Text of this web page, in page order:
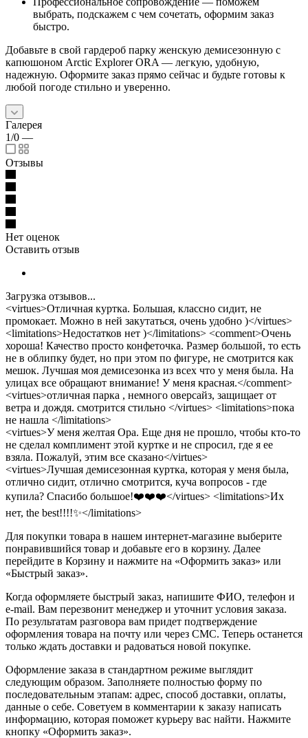
выбрать, подскажем с чем сочетать, оформим заказ
быстро.
Добавьте в свой гардероб парку женскую демисезонную с
капюшоном Arctic Explorer ORA — легкую, удобную,
надежную. Оформите заказ прямо сейчас и будьте готовы к
любой погоде стильно и уверенно.
Галерея
1/0 —
Отзывы
Нет оценок
Оставить отзыв
Загрузка отзывов...
<virtues>Отличная куртка. Большая, классно сидит, не
промокает. Можно в ней закутаться, очень удобно )</virtues>
<limitations>Недостатков нет )</limitations> <comment>Очень
хороша! Качество просто конфеточка. Размер большой, то есть
не в облипку будет, но при этом по фигуре, не смотрится как
мешок. Лучшая моя демисезонка из всех что у меня была. На
улицах все обращают внимание! У меня красная.</comment>
<virtues>отличная парка , немного оверсайз, защищает от
ветра и дождя. смотрится стильно </virtues> <limitations>пока
не нашла </limitations>
<virtues>У меня желтая Ора. Еще дня не прошло, чтобы кто-то
не сделал комплимент этой куртке и не спросил, где я ее
взяла. Пожалуй, этим все сказано</virtues>
<virtues>Лучшая демисезонная куртка, которая у меня была,
отлично сидит, отлично смотрится, куча вопросов - где
купила? Спасибо большое!❤️❤️❤️</virtues> <limitations>Их
нет, the best!!!!✨</limitations>
Для покупки товара в нашем интернет-магазине выберите
понравившийся товар и добавьте его в корзину. Далее
перейдите в Корзину и нажмите на «Оформить заказ» или
«Быстрый заказ».
Когда оформляете быстрый заказ, напишите ФИО, телефон и
e-mail. Вам перезвонит менеджер и уточнит условия заказа.
По результатам разговора вам придет подтверждение
оформления товара на почту или через СМС. Теперь останется
только ждать доставки и радоваться новой покупке.
Оформление заказа в стандартном режиме выглядит
следующим образом. Заполняете полностью форму по
последовательным этапам: адрес, способ доставки, оплаты,
данные о себе. Советуем в комментарии к заказу написать
информацию, которая поможет курьеру вас найти. Нажмите
кнопку «Оформить заказ».